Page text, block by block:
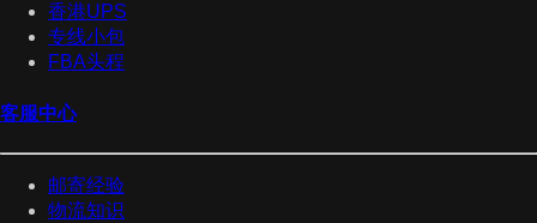
香港UPS
专线小包
FBA头程
客服中心
邮寄经验
物流知识